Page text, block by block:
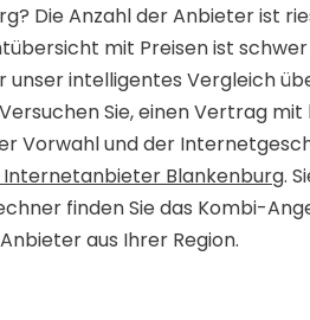
Die Anzahl der Anbieter ist
mit Preisen ist
unser intelligentes Vergleich
Sie, einen Vertrag
Vorwahl und der
Blankenburg.
finden Sie das Kombi-
aus Ihrer Region.